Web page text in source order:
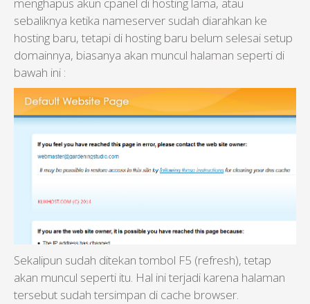
sebaliknya ketika nameserver sudah diarahkan ke
hosting baru, tetapi di hosting baru belum selesai setup
domainnya, biasanya akan muncul halaman seperti di
bawah ini :
Sekalipun sudah ditekan tombol F5 (refresh), tetap
akan muncul seperti itu. Hal ini terjadi karena halaman
tersebut sudah tersimpan di cache browser.